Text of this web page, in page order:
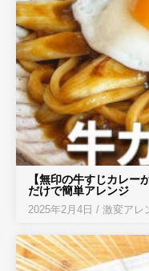
【無印の牛すじカレー
だけで簡単アレンジ
2025年2月4日 / 激変アレ